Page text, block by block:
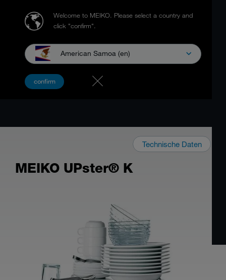
Welcome to MEIKO. Please select a country and
click "confirm".
American Samoa (en)
confirm
Technische Daten
MEIKO UPster® K